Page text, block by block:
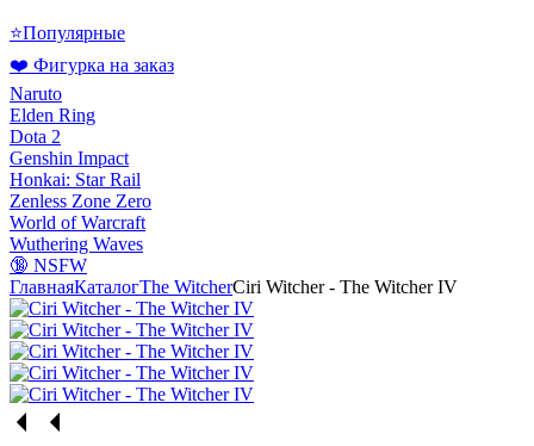
⭐Популярные
❤️ Фигурка на заказ
Naruto
Elden Ring
Dota 2
Genshin Impact
Honkai: Star Rail
Zenless Zone Zero
World of Warcraft
Wuthering Waves
🔞 NSFW
ГлавнаяКаталогThe WitcherCiri Witcher - The Witcher IV